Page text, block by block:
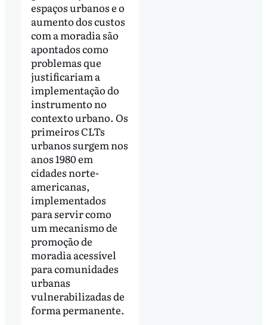
espaços urbanos e o
aumento dos custos
com a moradia são
apontados como
problemas que
justificariam a
implementação do
instrumento no
contexto urbano. Os
primeiros CLTs
urbanos surgem nos
anos 1980 em
cidades norte-
americanas,
implementados
para servir como
um mecanismo de
promoção de
moradia acessível
para comunidades
urbanas
vulnerabilizadas de
forma permanente.